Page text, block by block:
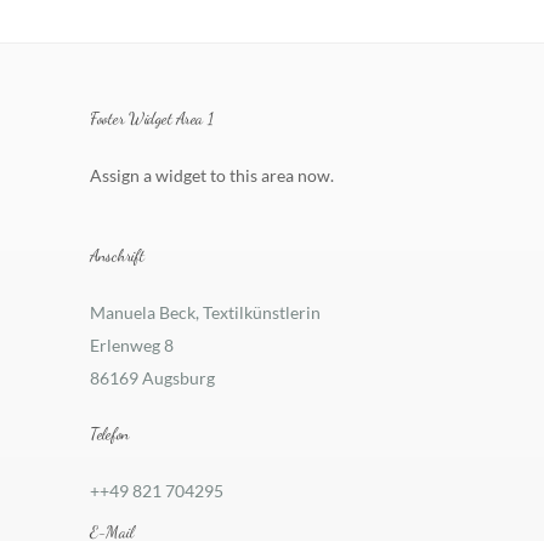
Footer Widget Area 1
Assign a widget to this area now.
Anschrift
Manuela Beck, Textilkünstlerin
Erlenweg 8
86169 Augsburg
Telefon
++49 821 704295
E-Mail